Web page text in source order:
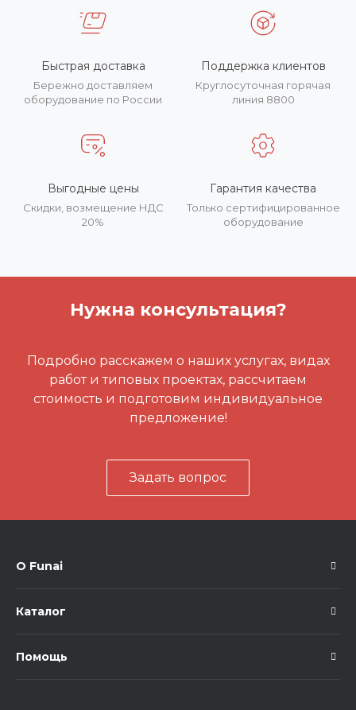
Быстрая доставка
Бережно доставляем
оборудование по России
Поддержка клиентов
Круглосуточная горячая
линия 8800
Выгодные цены
Скидки, возмещение НДС
20%
Гарантия качества
Только сертифицированное
оборудование
Нужна консультация?
Подробно расскажем о наших услугах, видах
работ и типовых проектах, рассчитаем
стоимость и подготовим индивидуальное
предложение!
Задать вопрос
О Funai
Каталог
Помощь